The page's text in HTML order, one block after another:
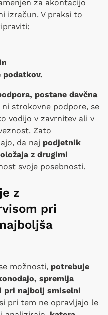
za akontacijo
izračun. V praksi to
podatkov.
postane davčna
ni strokovne podpore, se
vodijo v zavrnitev ali v
Zato
da naj podjetnik
z drugimi
svoje posebnosti.
z
pri
možnosti, potrebuje
spremlja
pri najbolj smiselni
pri tem ne opravljajo le